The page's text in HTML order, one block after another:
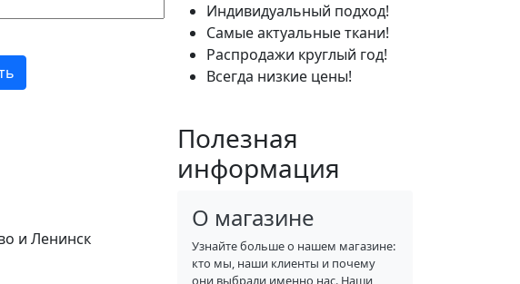
и Ленинск
Индивидуальный подход!
Самые актуальные ткани!
Распродажи круглый год!
Всегда низкие цены!
Полезная
информация
О магазине
Узнайте больше о нашем магазине:
кто мы, наши клиенты и почему
они выбрали именно нас. Наши